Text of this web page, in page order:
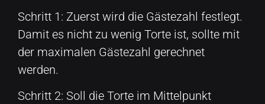
Schritt 1: Zuerst wird die Gästezahl festlegt.
Damit es nicht zu wenig Torte ist, sollte mit
der maximalen Gästezahl gerechnet
werden.
Schritt 2: Soll die Torte im Mittelpunkt